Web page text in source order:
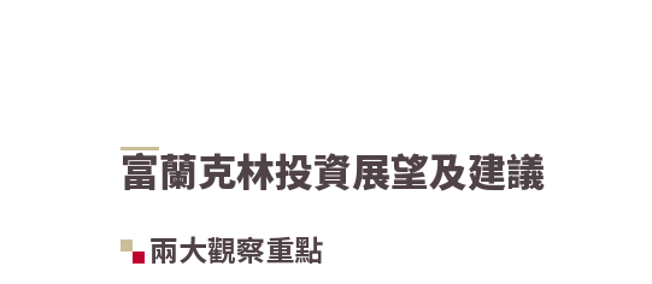
富蘭克林投資展望及建議
兩大觀察重點